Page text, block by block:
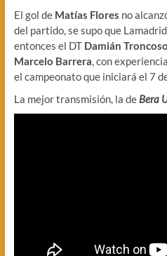
El gol de Matías Flores no
del partido, se supo que
entonces el DT Damián Troncoso
Marcelo Barrera, con
el campeonato que iniciará el 7
La mejor transmisión, la deBera